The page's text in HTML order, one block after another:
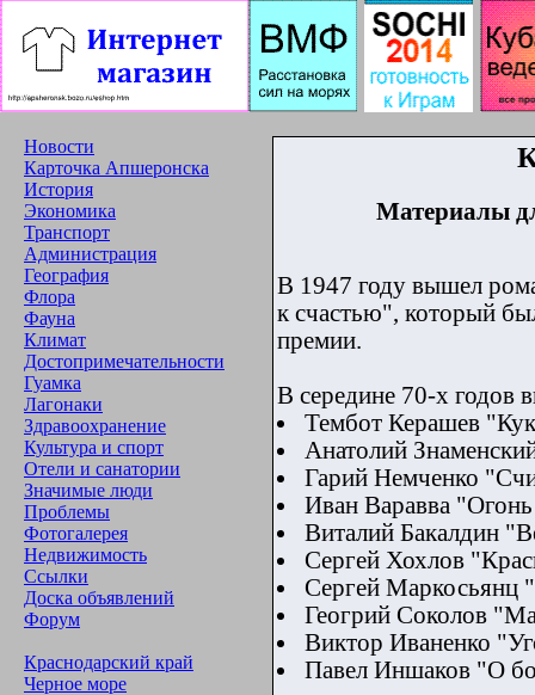
Новости
Карточка Апшеронска
История
Экономика
Транспорт
Администрация
География
Флора
Фауна
Климат
Достопримечательности
Гуамка
Лагонаки
Здравоохранение
Культура и спорт
Отели и санатории
Значимые люди
Проблемы
Фотогалерея
Недвижимость
Ссылки
Доска объявлений
Форум
Краснодарский край
Черное море
Материалы
В 1947 году вышел
к счастью", который
премии.
В середине 70-х годов
Тембот Керашев
Анатолий
Гарий Немченко
Иван Варавва "Огонь
Виталий Бакалдин
Сергей Хохлов
Сергей
Геогрий Соколов
Виктор Иваненко
Павел Иншаков "О